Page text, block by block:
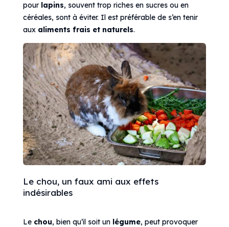
pour lapins, souvent trop riches en sucres ou en
céréales, sont à éviter. Il est préférable de s’en tenir
aux aliments frais et naturels.
Le chou, un faux ami aux effets
indésirables
Le chou, bien qu’il soit un légume, peut provoquer